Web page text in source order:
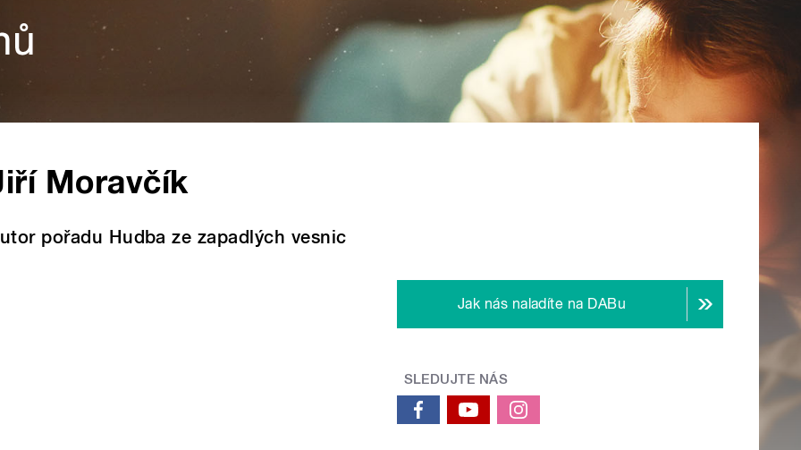
Moravčík
pořadu Hudba ze zapadlých vesnic
Jak nás naladíte na DABu
SLEDUJTE NÁS